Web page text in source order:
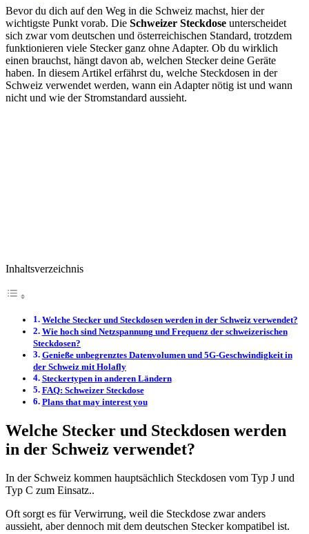
Bevor du dich auf den Weg in die Schweiz machst, hier der
wichtigste Punkt vorab. Die Schweizer Steckdose unterscheidet
sich zwar vom deutschen und österreichischen Standard, trotzdem
funktionieren viele Stecker ganz ohne Adapter. Ob du wirklich
einen brauchst, hängt davon ab, welchen Stecker deine Geräte
haben. In diesem Artikel erfährst du, welche Steckdosen in der
Schweiz verwendet werden, wann ein Adapter nötig ist und wann
nicht und wie der Stromstandard aussieht.
Inhaltsverzeichnis
Welche Stecker und Steckdosen werden in der Schweiz verwendet?
Wie hoch sind Netzspannung und Frequenz der schweizerischen
Steckdosen?
Genieße unbegrenztes Datenvolumen und 5G-Geschwindigkeit in
der Schweiz mit Holafly
Steckertypen in anderen Ländern
FAQ: Schweizer Steckdose
Plans that may interest you
Welche Stecker und Steckdosen werden
in der Schweiz verwendet?
In der Schweiz kommen hauptsächlich Steckdosen vom Typ J und
Typ C zum Einsatz..
Oft sorgt es für Verwirrung, weil die Steckdose zwar anders
aussieht, aber dennoch mit dem deutschen Stecker kompatibel ist.